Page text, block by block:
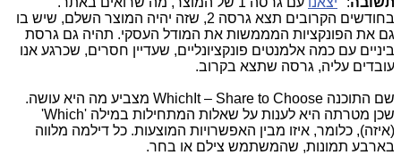
בחודשים הקרובים תצא גרסה 2, שזה יהיה המוצר השלם, שיש בו
גם את הפונקציות המממשות את המודל העסקי. תהיה גם גרסת
ביניים עם כמה אלמנטים פונקציונליים, שעדיין חסרים, שכרגע אנו
עובדים עליה, גרסה שתצא בקרוב.
שם התוכנהWhichIt – Share to Chooseמצביע מה היא עושה.
שכן מטרתה היא לענות על שאלות המתחילות במילה ' Which
'
(איזה), כלומר, איזו מבין האפשרויות המוצעות. כל דילמה מלווה
בארבע תמונות, שהמשתמש צילם או בחר.